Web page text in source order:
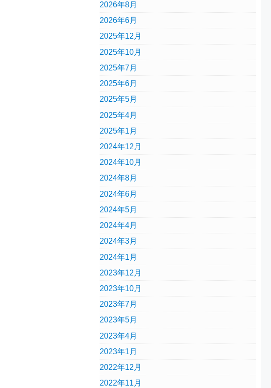
2026年8月
2026年6月
2025年12月
2025年10月
2025年7月
2025年6月
2025年5月
2025年4月
2025年1月
2024年12月
2024年10月
2024年8月
2024年6月
2024年5月
2024年4月
2024年3月
2024年1月
2023年12月
2023年10月
2023年7月
2023年5月
2023年4月
2023年1月
2022年12月
2022年11月